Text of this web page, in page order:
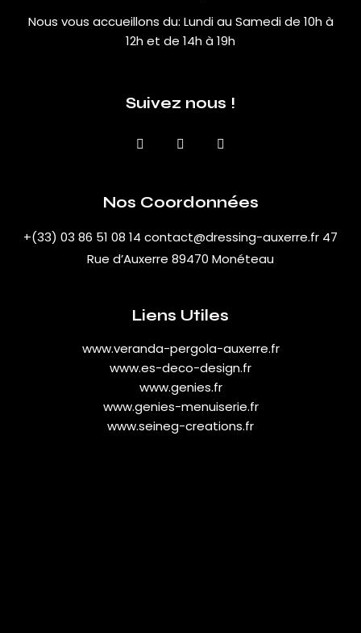
Nous vous accueillons du: Lundi au Samedi de 10h à
12h et de 14h à 19h
Suivez nous !
Nos Coordonnées
+(33) 03 86 51 08 14 contact@dressing-auxerre.fr 47
Rue d’Auxerre 89470 Monéteau
Liens Utiles
www.veranda-pergola-auxerre.fr
www.es-deco-design.fr
www.genies.fr
www.genies-menuiserie.fr
www.seineg-creations.fr